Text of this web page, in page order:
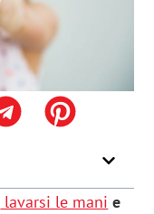
lavarsi le mani e